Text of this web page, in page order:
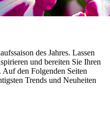
des Jahres. Lassen
und bereiten Sie Ihren
den Folgenden Seiten
Trends und Neuheiten